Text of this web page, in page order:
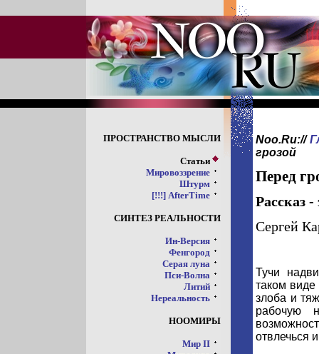
ПРОСТРАНСТВО МЫСЛИ
Статьи
Мировоззрение
Штурм
[!!!] AfterTime
СИНТЕЗ РЕАЛЬНОСТИ
Ин-Версия
Фенгород
Серая луна
Пси-Волна
Литий
Нереальность
НООМИРЫ
Мир II
Noo.Ru://
грозой
Перед
Рассказ
Сергей
Тучи
таком
злоба и
рабочую
отвлечься